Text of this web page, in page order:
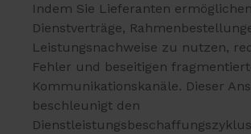
Indem Sie Lieferanten
Dienstverträge,
Leistungsnachweise zu nutzen,
Fehler und beseitigen
Kommunikationskanäle. Dieser
beschleunigt den